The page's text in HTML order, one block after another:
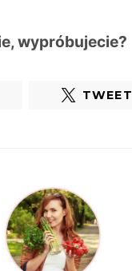
wypróbujecie?
TWEET